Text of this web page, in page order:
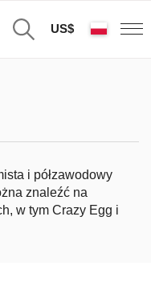
US$
i półzawodowy
znaleźć na
w tym Crazy Egg i